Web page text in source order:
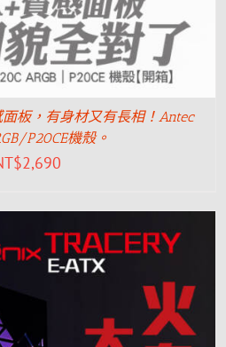
面板，有身材又有長相！Antec
P20CE機殼。
2,690